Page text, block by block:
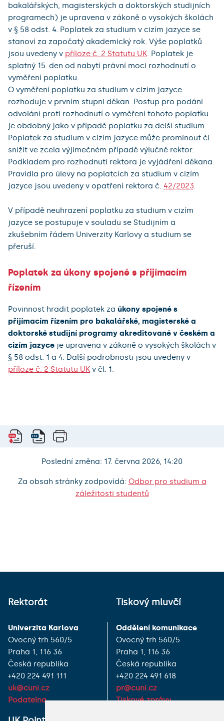
bakalářských, magisterských a doktorských studijních
programech) je upravena v zákoně o vysokých školách
v § 58 odst. 4. Poplatek za studium v cizím jazyce se
stanoví za započatý akademický rok. Výše poplatků
jsou uvedeny v příloze č. 2 Statutu UK . Poplatek je
splatný 15. den od nabytí právní moci rozhodnutí o
vyměření poplatku.
O vyměření poplatku za studium v cizím jazyce
rozhoduje v prvním stupni děkan. Postup pro podání
odvolání proti rozhodnutí o vyměření tohoto poplatku
je obdobný jako v případě poplatku za delší studium.
Poplatek za studium v cizím jazyce může prominout či
snížit ve zcela výjimečném případě výlučně rektor.
Podkladem pro rozhodnutí rektora je vyjádření děkana.
Pravidla pro úlevy na poplatcích za studium v cizím
jazyce jsou uvedeny v opatření rektora č. 42/2023
V případě neuhrazení poplatku za studium v cizím
jazyce se postupuje v souladu se Studijním a
zkušebním řádem Univerzity Karlovy a studium se
přeruší.
Poplatek za úkony spojené s přijímacím
řízením
Povinnost hradit poplatek za úkony spojené s
přijímacím řízením pro bakalářské, magisterské a
doktorské studijní programy akreditované v českém a
cizím jazyce je upravena v zákoně o vysokých školách v
§ 58 odst. 1 a 4. Další podrobnosti jsou uvedeny v
příloze č. 2 Statutu UK v čl. 1.
Poslední změna: 17. června 2026, 14:20
Za obsah stránky zodpovídá: Odbor pro studium a
záležitosti studentů
Rektorát
Univerzita Karlova
Ovocný trh 560/5
Praha 1, 116 36
Česká republika
+420 224 491 111
uk@cuni.cz
Podatelna
Tiskový mluvčí
Oddělení komunikace
Ovocný trh 560/5
Praha 1, 116 36
Česká republika
+420 224 491 618
pr@cuni.cz
Tiskové zprávy